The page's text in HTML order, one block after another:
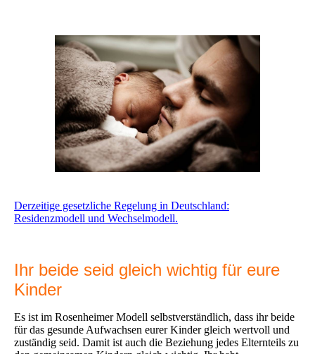
Derzeitige gesetzliche Regelung in Deutschland:
Residenzmodell und Wechselmodell.
Ihr beide seid gleich wichtig für eure
Kinder
Es ist im Rosenheimer Modell selbstverständlich, dass ihr beide
für das gesunde Aufwachsen eurer Kinder gleich wertvoll und
zuständig seid. Damit ist auch die Beziehung jedes Elternteils zu